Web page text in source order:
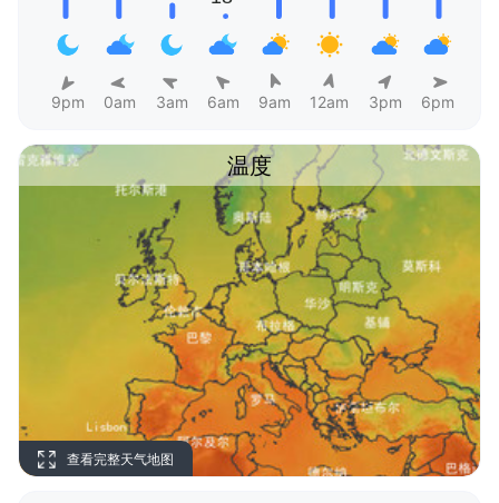
9pm 0am 3am 6am 9am 12am 3pm 6pm
温度
查看完整天气地图